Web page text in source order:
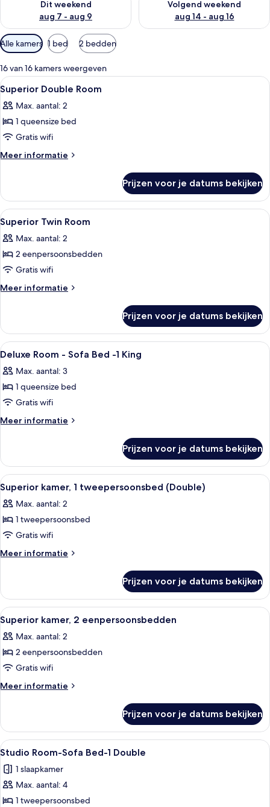
Dit weekend
aug 7 - aug 9
Volgend weekend
aug 14 - aug 16
Beschikbare
filters
voor
kamers
Alle kamers 1 bed 2 bedden
16 van 16 kamers weergeven
Alle
foto's
voor
Superior
Double
Room
Hypoallergeen beddengoed, een
7
Superior Double Room
Max. aantal: 2
1 queensize bed
Gratis wifi
Meer informatie
Meer
Double
Room
Prijzen voor je datums bekijken
Alle
foto's
voor
Superior
Twin
Room
Hypoallergeen beddengoed, een
5
Superior Twin Room
Max. aantal: 2
2 eenpersoonsbedden
Gratis wifi
Meer informatie
Meer
Twin
Room
Prijzen voor je datums bekijken
Alle
foto's
voor
Deluxe
Room
-
-1
King
laden
Hypoallergeen beddengoed, een
8
Deluxe Room - Sofa Bed -1 King
Max. aantal: 3
1 queensize bed
Gratis wifi
Meer informatie
Meer
Room
Sofa
Bed
-1
King
Prijzen voor je datums bekijken
Alle
foto's
voor
Superior
kamer,
1
laden
Een hotelkamer met een groot bed,
7
Superior kamer, 1 tweepersoonsbed (Double)
Max. aantal: 2
1 tweepersoonsbed
Gratis wifi
Meer informatie
Meer
kamer,
tweepersoonsbed
(Double)
Prijzen voor je datums bekijken
Alle
foto's
voor
Superior
kamer,
2
Een hotelkamer met een groot bed,
7
Superior kamer, 2 eenpersoonsbedden
Max. aantal: 2
2 eenpersoonsbedden
Gratis wifi
Meer informatie
Meer
kamer,
eenpersoonsbedden
Prijzen voor je datums bekijken
Alle
foto's
voor
Studio
Room-
Een moderne hotelkamer met een
6
Studio Room-Sofa Bed-1 Double
1 slaapkamer
Max. aantal: 4
1 tweepersoonsbed